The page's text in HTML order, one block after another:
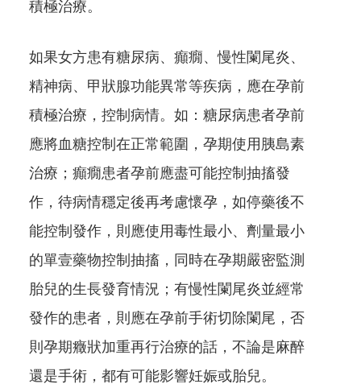
積極治療。
如果女方患有糖尿病、癲癇、慢性闌尾炎、
精神病、甲狀腺功能異常等疾病，應在孕前
積極治療，控制病情。如：糖尿病患者孕前
應將血糖控制在正常範圍，孕期使用胰島素
治療；癲癇患者孕前應盡可能控制抽搐發
作，待病情穩定後再考慮懷孕，如停藥後不
能控制發作，則應使用毒性最小、劑量最小
的單壹藥物控制抽搐，同時在孕期嚴密監測
胎兒的生長發育情況；有慢性闌尾炎並經常
發作的患者，則應在孕前手術切除闌尾，否
則孕期癥狀加重再行治療的話，不論是麻醉
還是手術，都有可能影響妊娠或胎兒。